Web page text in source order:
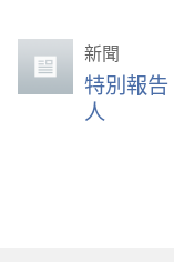
新聞
特別報
人